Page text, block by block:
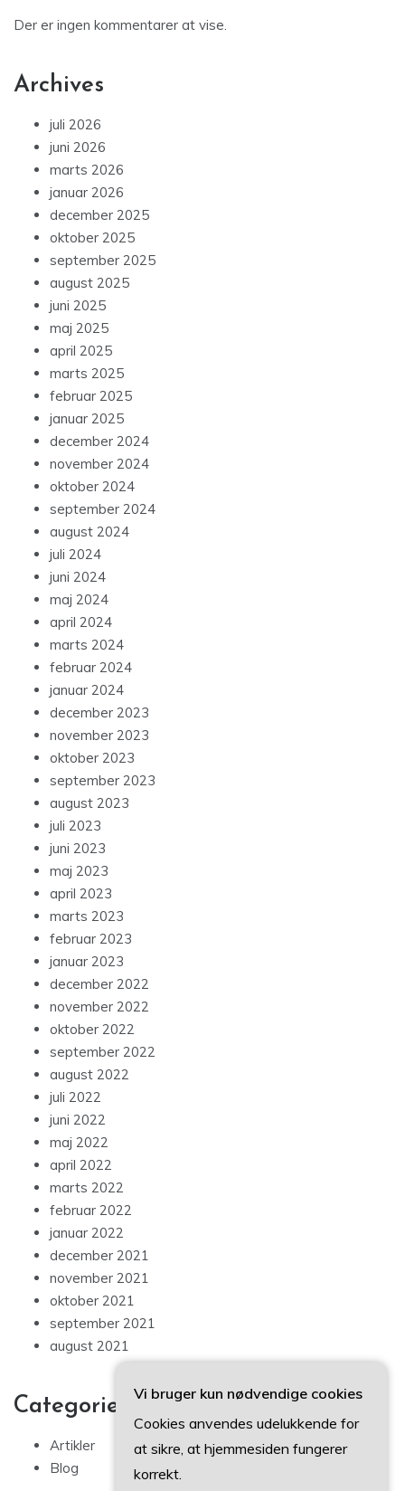
Der er ingen kommentarer at vise.
Archives
juli 2026
juni 2026
marts 2026
januar 2026
december 2025
oktober 2025
september 2025
august 2025
juni 2025
maj 2025
april 2025
marts 2025
februar 2025
januar 2025
december 2024
november 2024
oktober 2024
september 2024
august 2024
juli 2024
juni 2024
maj 2024
april 2024
marts 2024
februar 2024
januar 2024
december 2023
november 2023
oktober 2023
september 2023
august 2023
juli 2023
juni 2023
maj 2023
april 2023
marts 2023
februar 2023
januar 2023
december 2022
november 2022
oktober 2022
september 2022
august 2022
juli 2022
juni 2022
maj 2022
april 2022
marts 2022
februar 2022
januar 2022
december 2021
november 2021
oktober 2021
september 2021
august 2021
Categories
Artikler
Blog
Vi bruger kun nødvendige cookies
Cookies anvendes udelukkende for
at sikre, at hjemmesiden fungerer
korrekt.